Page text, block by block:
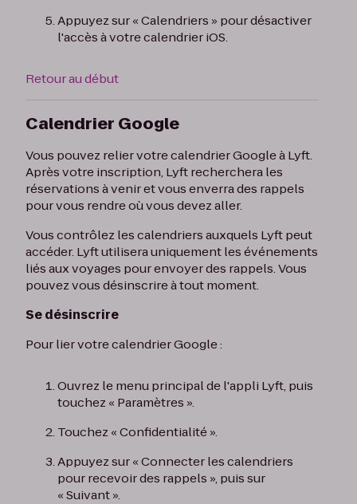
Appuyez sur « Calendriers » pour désactiver
l'accès à votre calendrier iOS.
Retour au début
Calendrier Google
Vous pouvez relier votre calendrier Google à Lyft.
Après votre inscription, Lyft recherchera les
réservations à venir et vous enverra des rappels
pour vous rendre où vous devez aller.
Vous contrôlez les calendriers auxquels Lyft peut
accéder. Lyft utilisera uniquement les événements
liés aux voyages pour envoyer des rappels. Vous
pouvez vous désinscrire à tout moment.
Se désinscrire
Pour lier votre calendrier Google :
Ouvrez le menu principal de l'appli Lyft, puis
touchez « Paramètres ».
Touchez « Confidentialité ».
Appuyez sur « Connecter les calendriers
pour recevoir des rappels », puis sur
« Suivant ».